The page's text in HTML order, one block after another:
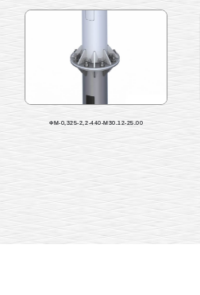
ФМ-0,325-2,2-440-М30.12-25.00